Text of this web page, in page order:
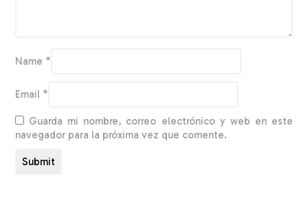
Name *
Email *
Guarda mi nombre, correo electrónico y web en este
navegador para la próxima vez que comente.